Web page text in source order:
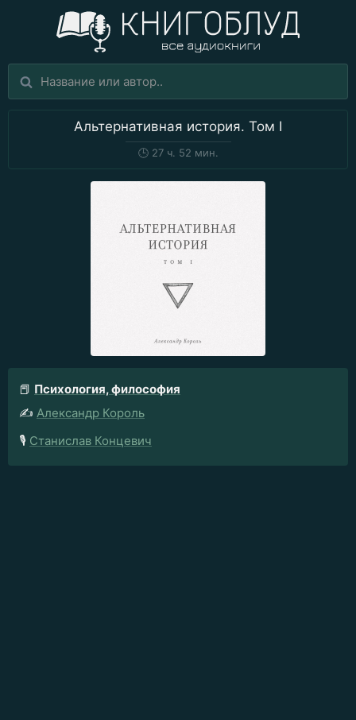
Альтернативная история. Том I
🕒27 ч. 52 мин.
📕 Психология, философия
✍️ Александр Король
🎙️ Станислав Концевич